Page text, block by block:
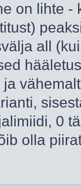
on lihte
all
0
olla